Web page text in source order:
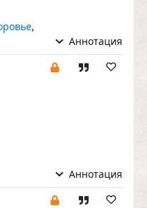
,
Аннотация
Аннотация